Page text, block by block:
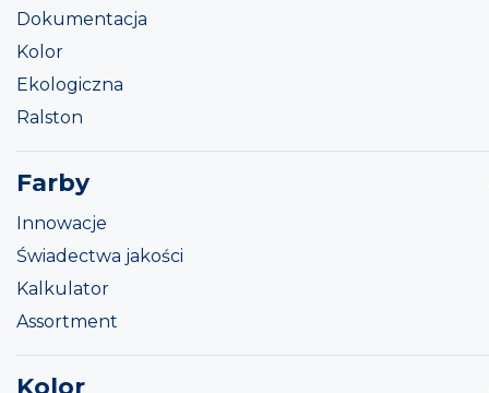
Dokumentacja
Kolor
Ekologiczna
Ralston
Farby
Innowacje
Świadectwa jakości
Kalkulator
Assortment
Kolor